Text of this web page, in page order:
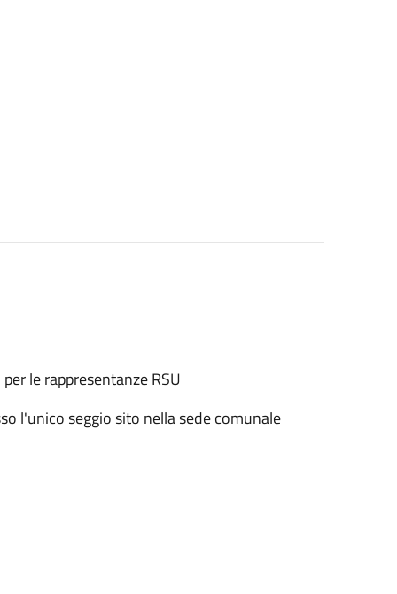
le rappresentanze RSU
l'unico seggio sito nella sede comunale